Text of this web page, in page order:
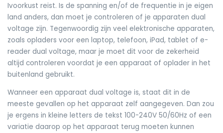
Ivoorkust reist. Is de spanning en/of de frequentie in je eigen
land anders, dan moet je controleren of je apparaten dual
voltage zijn. Tegenwoordig zijn veel elektronische apparaten,
zoals opladers voor een laptop, telefoon, iPad, tablet of e-
reader dual voltage, maar je moet dit voor de zekerheid
altijd controleren voordat je een apparaat of oplader in het
buitenland gebruikt.
Wanneer een apparaat dual voltage is, staat dit in de
meeste gevallen op het apparaat zelf aangegeven. Dan zou
je ergens in kleine letters de tekst 100-240V 50/60Hz of een
variatie daarop op het apparaat terug moeten kunnen